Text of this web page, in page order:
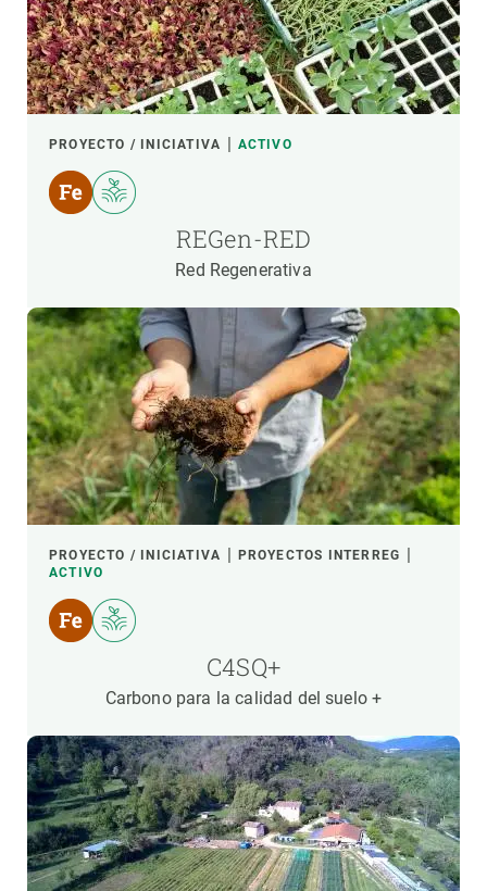
PROYECTO / INICIATIVA ACTIVO
REGen-RED
Red Regenerativa
PROYECTO / INICIATIVA
PROYECTOS INTERREG
ACTIVO
C4SQ+
Carbono para la calidad del suelo +